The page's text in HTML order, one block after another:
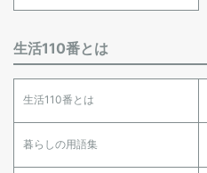
生活110番とは
生活110番とは
暮らしの用語集